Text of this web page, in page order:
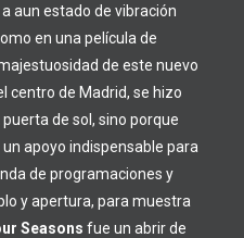
aun estado de vibración
en una película de
de este nuevo
centro de Madrid, se hizo
de sol, sino porque
apoyo indispensable para
de programaciones y
y apertura, para muestra
Seasons fue un abrir de